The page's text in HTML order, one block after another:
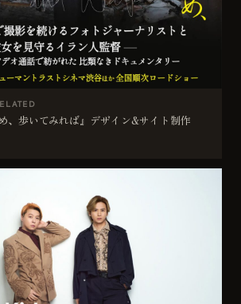
、歩いてみれば』デザイン&サイト制作